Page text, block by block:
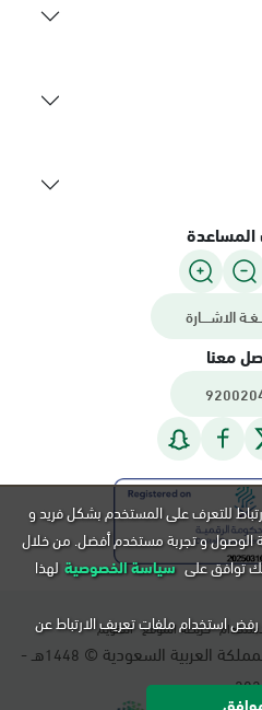
المساعدة
الاشــــارة
معنا
خريطة الموقع التقويم
العربية السعودية © 1448هـ -
م.
للتعرف على المستخدم بشكل فريد و
الوصول و تجربة مستخدم أفضل. من خلال
توافق على سياسة الخصوصية لهذا
استخدام ملفات تعريف الارتباط عن